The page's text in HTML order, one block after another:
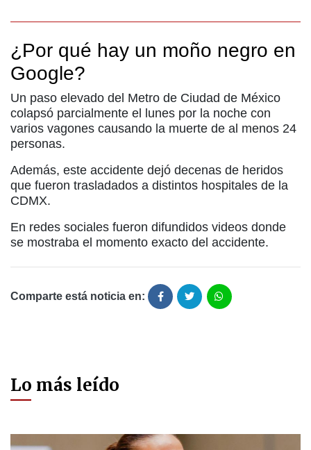
¿Por qué hay un moño negro en
Google?
Un paso elevado del Metro de Ciudad de México
colapsó parcialmente el lunes por la noche con
varios vagones causando la muerte de al menos 24
personas.
Además, este accidente dejó decenas de heridos
que fueron trasladados a distintos hospitales de la
CDMX.
En redes sociales fueron difundidos videos donde
se mostraba el momento exacto del accidente.
Comparte está noticia en:
Lo más leído